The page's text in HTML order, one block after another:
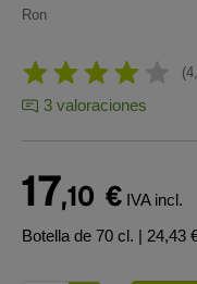
Ron
3 valoraciones
17,10 € IVA incl.
Botella de 70 cl. | 24,43